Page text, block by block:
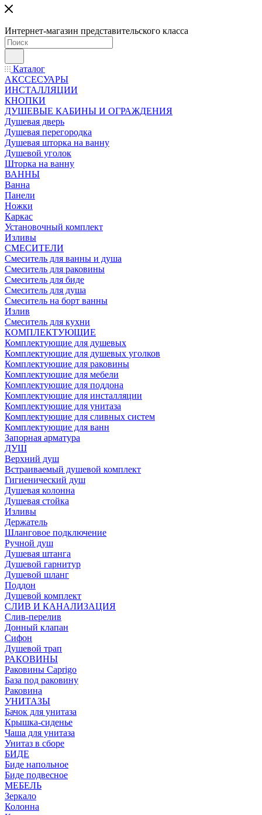
Интернет-магазин представительского класса
Каталог
АКССЕСУАРЫ
ИНСТАЛЛЯЦИИ
КНОПКИ
ДУШЕВЫЕ КАБИНЫ И ОГРАЖДЕНИЯ
Душевая дверь
Душевая перегородка
Душевая шторка на ванну
Душевой уголок
Шторка на ванну
ВАННЫ
Ванна
Панели
Ножки
Каркас
Установочный комплект
Изливы
СМЕСИТЕЛИ
Смеситель для ванны и душа
Смеситель для раковины
Смеситель для биде
Смеситель для душа
Смеситель на борт ванны
Излив
Смеситель для кухни
КОМПЛЕКТУЮЩИЕ
Комплектующие для душевых
Комплектующие для душевых уголков
Комплектующие для раковины
Комплектующие для мебели
Комплектующие для поддона
Комплектующие для инсталляции
Комплектующие для унитаза
Комплектующие для сливных систем
Комплектующие для ванн
Запорная арматура
ДУШ
Верхний душ
Встраиваемый душевой комплект
Гигиенический душ
Душевая колонна
Душевая стойка
Изливы
Держатель
Шланговое подключение
Ручной душ
Душевая штанга
Душевой гарнитур
Душевой шланг
Поддон
Душевой комплект
СЛИВ И КАНАЛИЗАЦИЯ
Слив-перелив
Донный клапан
Сифон
Душевой трап
РАКОВИНЫ
Раковины Caprigo
База под раковину
Раковина
УНИТАЗЫ
Бачок для унитаза
Крышка-сиденье
Чаша для унитаза
Унитаз в сборе
БИДЕ
Биде напольное
Биде подвесное
МЕБЕЛЬ
Зеркало
Колонна